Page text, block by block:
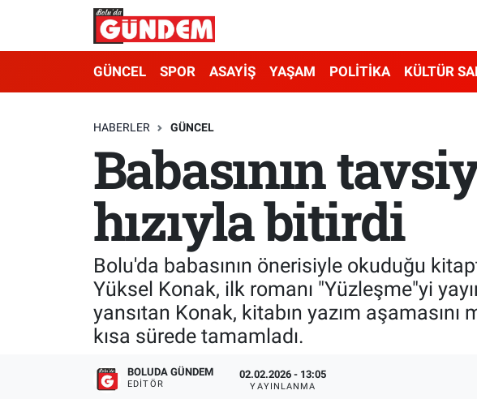
GÜNCEL SPOR ASAYİŞ YAŞAM POLİTİKA KÜLTÜR
HABERLER GÜNCEL
Babasının
hızıyla bitirdi
Bolu'da babasının önerisiyle okuduğu
Yüksel Konak, ilk romanı "Yüzleşme"yi
yansıtan Konak, kitabın yazım
kısa sürede tamamladı.
BOLUDA GÜNDEM
EDITÖR
02.02.2026 - 13:05
YAYINLANMA
Merkez Nöbetçi Eczaneler
Süper Lig Puan Durumu ve Fikstür
Tüm Manşetler
Son Dakika Haberleri
Haber Arşivi